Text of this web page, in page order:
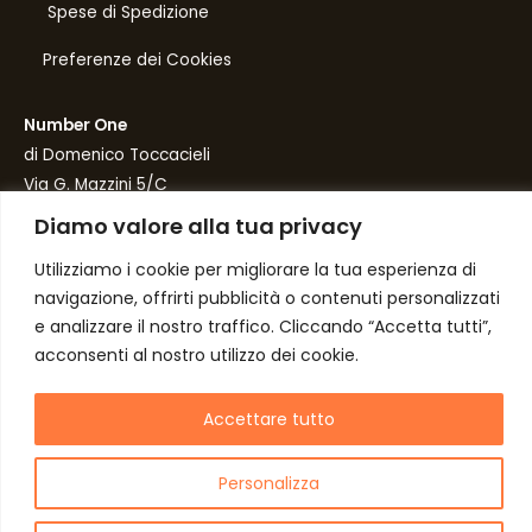
Diamo valore alla tua privacy
Utilizziamo i cookie per migliorare la tua esperienza di
navigazione, offrirti pubblicità o contenuti personalizzati
e analizzare il nostro traffico. Cliccando “Accetta tutti”,
acconsenti al nostro utilizzo dei cookie.
Personalizza
Accettare tutto
Spese di Spedizione
Preferenze dei Cookies
Number One
di Domenico Toccacieli
Via G. Mazzini 5/C
61033 FERMIGNANO PU
P. iva IT00952640415